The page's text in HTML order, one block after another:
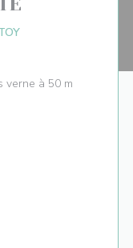
((otevře se v novém
verne à 50 m